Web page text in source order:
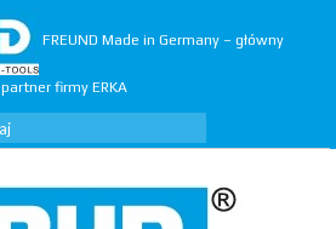
FREUND Made in Germany – główny
partner firmy ERKA